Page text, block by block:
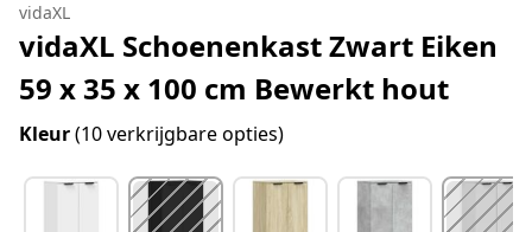
vidaXL
vidaXL Schoenenkast Zwart Eiken
59 x 35 x 100 cm Bewerkt hout
Kleur(10 verkrijgbare opties)